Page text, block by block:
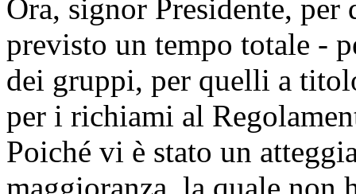
Ora, signor Presidente,
previsto un tempo totale -
dei gruppi, per quelli a
per i richiami al
Poiché vi è stato un
maggioranza, la quale